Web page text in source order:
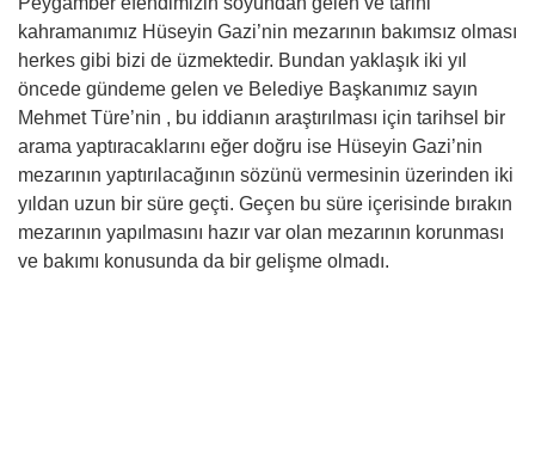
kahramanımız Hüseyin Gazi’nin mezarının bakımsız olması
herkes gibi bizi de üzmektedir. Bundan yaklaşık iki yıl
öncede gündeme gelen ve Belediye Başkanımız sayın
Mehmet Türe’nin , bu iddianın araştırılması için tarihsel bir
arama yaptıracaklarını eğer doğru ise Hüseyin Gazi’nin
mezarının yaptırılacağının sözünü vermesinin üzerinden iki
yıldan uzun bir süre geçti. Geçen bu süre içerisinde bırakın
mezarının yapılmasını hazır var olan mezarının korunması
ve bakımı konusunda da bir gelişme olmadı.